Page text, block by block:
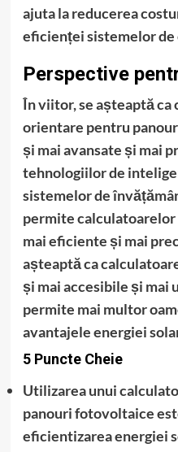
ajuta la reducerea
eficienței sistemelor de
Perspective
În viitor, se așteaptă ca
orientare pentru
și mai avansate și mai
tehnologiilor de
sistemelor de
permite
mai eficiente și mai
așteaptă ca
și mai accesibile și mai
permite mai multor
avantajele energiei
5 Puncte Cheie
Utilizarea unui
panouri fotovoltaice
eficientizarea energiei